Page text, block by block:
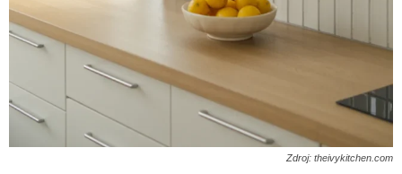
Zdroj: theivykitchen.com